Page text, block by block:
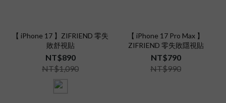
【 iPhone 17 】ZIFRIEND 零失
敗舒視貼
NT$890
NT$1,090
【 iPhone 17 Pro Max 】
ZIFRIEND 零失敗隱視貼
NT$790
NT$990